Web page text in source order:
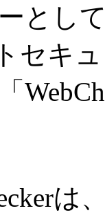
とし
セキ
は